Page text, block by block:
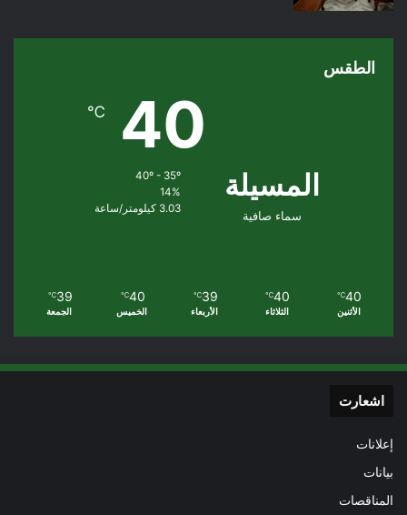
الطقس
المسيلة
سماء صافية
40
℃
14%
3.03 كيلومتر/ساعة
40
℃
الأثنين
40
℃
الثلاثاء
39
℃
الأربعاء
40
℃
الخميس
39
℃
الجمعة
اشعارت
إعلانات
بيانات
المناقصات